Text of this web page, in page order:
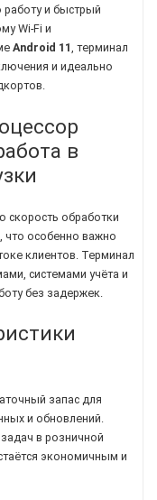
работу и быстрый
Wi-Fi и
Android 11, терминал
и идеально
в
скорость обработки
что особенно важно
клиентов. Терминал
системами учёта и
без задержек.
запас для
и обновлений.
в розничной
экономичным и